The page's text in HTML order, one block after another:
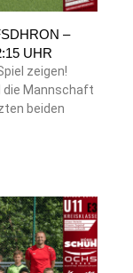
–
UHR
zeigen!
die Mannschaft
beiden